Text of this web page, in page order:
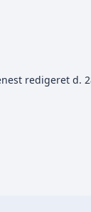
redigeret d.